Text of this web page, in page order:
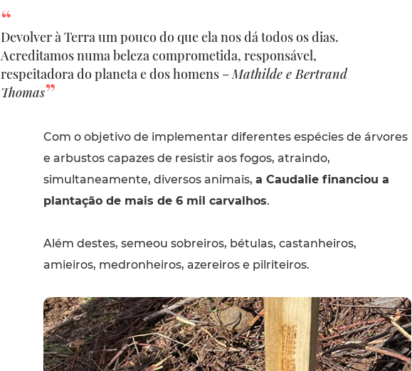
Devolver à Terra um pouco do que ela nos dá todos os dias.
Acreditamos numa beleza comprometida, responsável,
respeitadora do planeta e dos homens – Mathilde e Bertrand
Thomas
Com o objetivo de implementar diferentes espécies de árvores
e arbustos capazes de resistir aos fogos, atraindo,
simultaneamente, diversos animais, a Caudalie financiou a
plantação de mais de 6 mil carvalhos.
Além destes, semeou sobreiros, bétulas, castanheiros,
amieiros, medronheiros, azereiros e pilriteiros.